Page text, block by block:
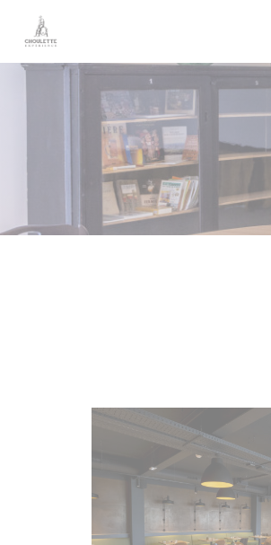
Personalizzazione delle tue scelte sui cookie